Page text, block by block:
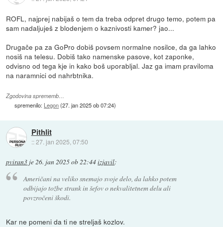
ROFL, najprej nabijaš o tem da treba odpret drugo temo, potem pa
sam nadaljuješ z blodenjem o kaznivosti kamer? jao...
Drugače pa za GoPro dobiš povsem normalne nosilce, da ga lahko
nosiš na telesu. Dobiš tako namenske pasove, kot zaponke,
odvisno od tega kje in kako boš uporabljal. Jaz ga imam praviloma
na naramnici od nahrbtnika.
Zgodovina sprememb…
spremenilo: Legon(27. jan 2025 ob 07:24)
Pithlit
::27. jan 2025, 07:50
pviran3 je26. jan 2025 ob 22:44izjavil:
Američani na veliko snemajo svoje delo, da lahko potem
odbijajo tožbe strank in šefov o nekvalitetnem delu ali
povzročeni škodi.
Kar ne pomeni da ti ne streljaš kozlov.